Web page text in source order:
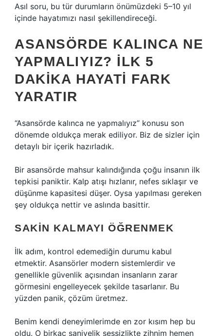
Asıl soru, bu tür durumların önümüzdeki 5–10 yıl
içinde hayatımızı nasıl şekillendireceği.
ASANSÖRDE KALINCA NE
YAPMALIYIZ? İLK 5
DAKIKA HAYATI FARK
YARATIR
“Asansörde kalınca ne yapmalıyız” konusu son
dönemde oldukça merak ediliyor. Biz de sizler için
detaylı bir içerik hazırladık.
Bir asansörde mahsur kalındığında çoğu insanın ilk
tepkisi paniktir. Kalp atışı hızlanır, nefes sıklaşır ve
düşünme kapasitesi düşer. Oysa yapılması gereken
şey oldukça nettir ve aslında basittir.
SAKIN KALMAYI ÖĞRENMEK
İlk adım, kontrol edemediğin durumu kabul
etmektir. Asansörler modern sistemlerdir ve
genellikle güvenlik açısından insanların zarar
görmesini engelleyecek şekilde tasarlanır. Bu
yüzden panik, çözüm üretmez.
Benim kendi deneyimlerimde en zor kısım hep bu
oldu. O birkaç saniyelik sessizlikte zihnim hemen